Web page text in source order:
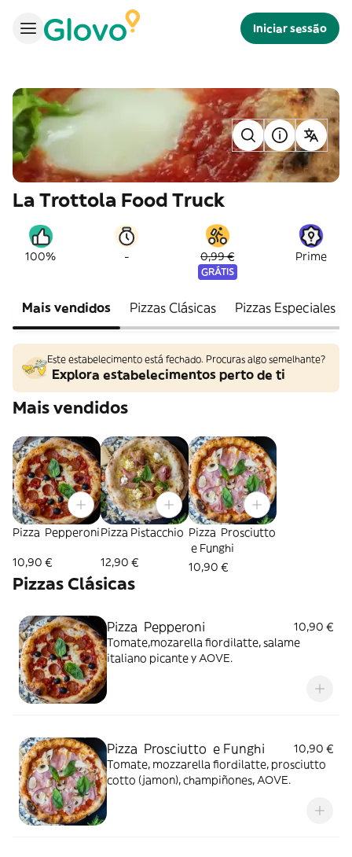
Iniciar sessão
La Trottola Food Truck
100% - 0,99 €
GRÁTIS
Prime
Mais vendidos Pizzas Clásicas Pizzas Especiales
Este estabelecimento está fechado. Procuras algo semelhante?
Explora estabelecimentos perto de ti
Mais vendidos
Pizza Pepperoni
10,90 €
Pizza Pistacchio
12,90 €
Pizza Prosciutto
e Funghi
10,90 €
Pizzas Clásicas
Pizza Pepperoni
10,90 €
Tomate,mozarella fiordilatte, salame
italiano picante y AOVE.
Pizza Prosciutto e Funghi
10,90 €
Tomate, mozzarella fiordilatte, prosciutto
cotto (jamon), champiñones, AOVE.